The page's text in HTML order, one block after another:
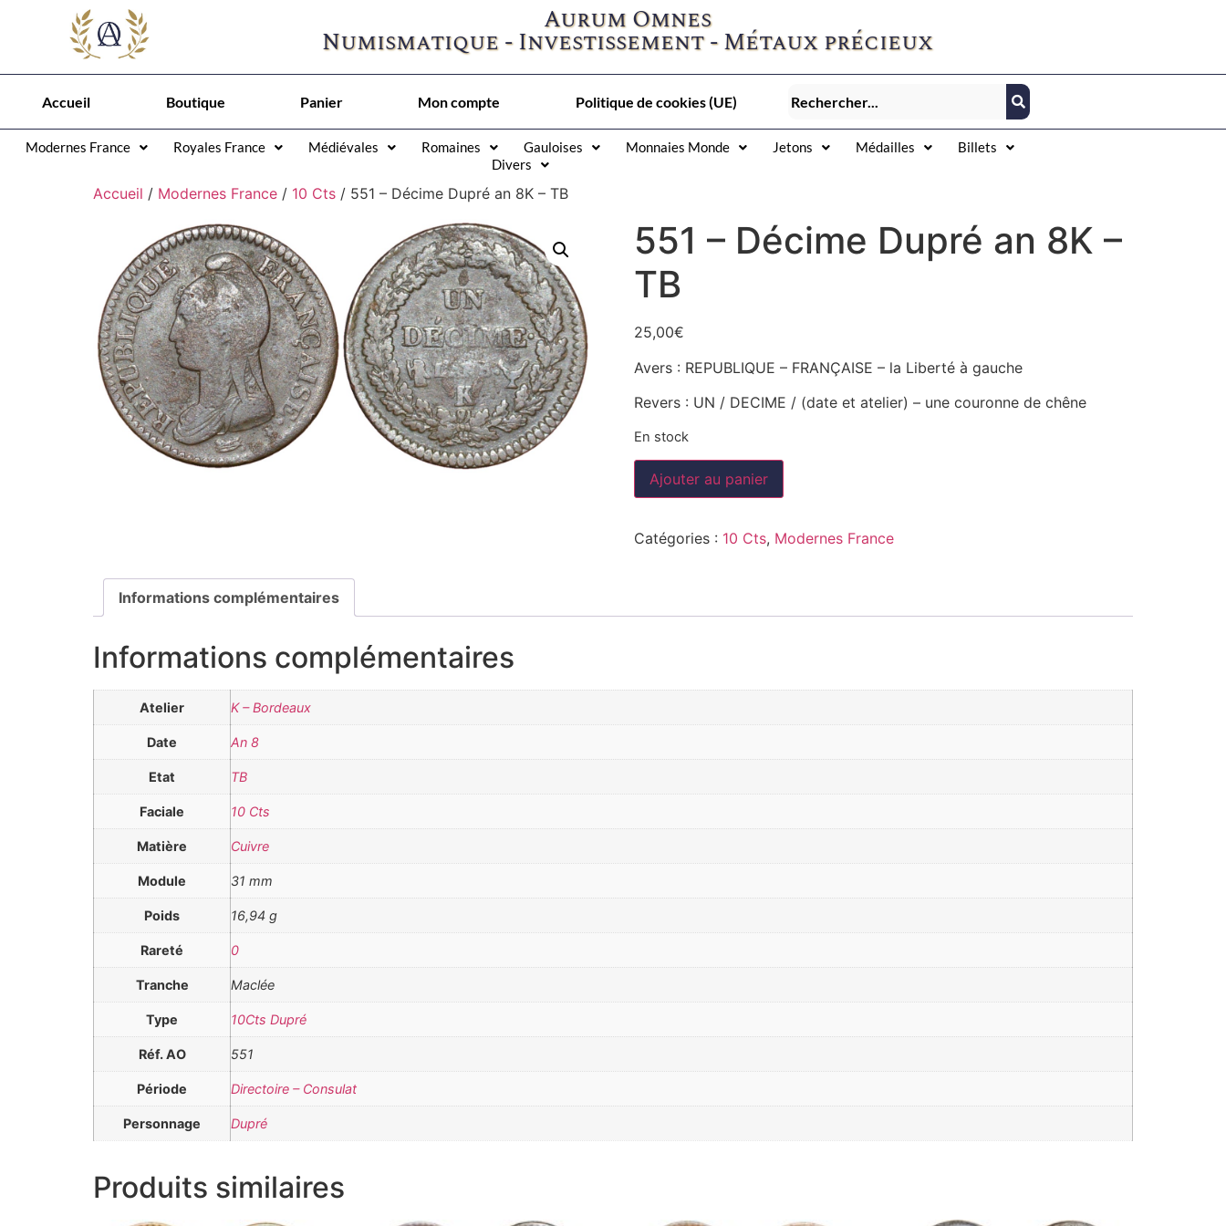
Aurum Omnes
Numismatique - Investissement - Métaux précieux
Accueil Boutique Panier Mon compte Politique de cookies (UE)
Modernes France Royales France Médiévales Romaines Gauloises Monnaies Monde Jetons Médailles
Billets
Divers
Accueil / Modernes France / 10 Cts / 551 – Décime Dupré an 8K – TB
551 – Décime Dupré an 8K –
TB
25,00€
Avers : REPUBLIQUE – FRANÇAISE – la Liberté à gauche
Revers : UN / DECIME / (date et atelier) – une couronne de chêne
En stock
Ajouter au panier
Catégories : 10 Cts, Modernes France
Informations complémentaires
Informations complémentaires
Atelier K – Bordeaux
Date An 8
Etat TB
Faciale 10 Cts
Matière Cuivre
Module 31 mm
Poids 16,94 g
Rareté 0
Tranche Maclée
Type 10Cts Dupré
Réf. AO 551
Période Directoire – Consulat
Personnage Dupré
Produits similaires